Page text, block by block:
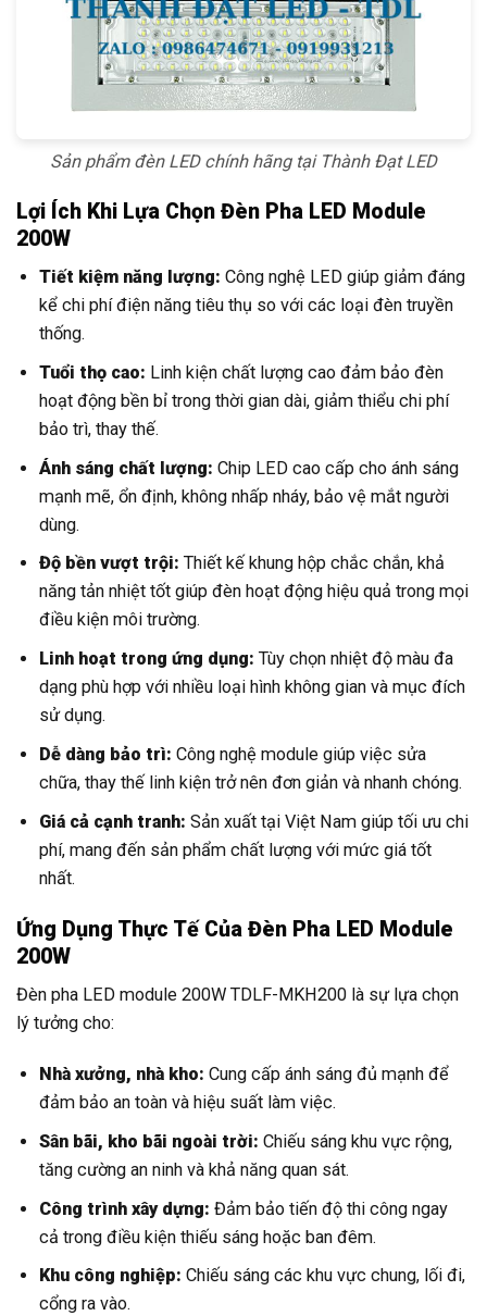
Sản phẩm đèn LED chính hãng tại Thành Đạt LED
Lợi Ích Khi Lựa Chọn Đèn Pha LED Module
200W
Tiết kiệm năng lượng: Công nghệ LED giúp giảm đáng
kể chi phí điện năng tiêu thụ so với các loại đèn truyền
thống.
Tuổi thọ cao: Linh kiện chất lượng cao đảm bảo đèn
hoạt động bền bỉ trong thời gian dài, giảm thiểu chi phí
bảo trì, thay thế.
Ánh sáng chất lượng: Chip LED cao cấp cho ánh sáng
mạnh mẽ, ổn định, không nhấp nháy, bảo vệ mắt người
dùng.
Độ bền vượt trội: Thiết kế khung hộp chắc chắn, khả
năng tản nhiệt tốt giúp đèn hoạt động hiệu quả trong mọi
điều kiện môi trường.
Linh hoạt trong ứng dụng: Tùy chọn nhiệt độ màu đa
dạng phù hợp với nhiều loại hình không gian và mục đích
sử dụng.
Dễ dàng bảo trì: Công nghệ module giúp việc sửa
chữa, thay thế linh kiện trở nên đơn giản và nhanh chóng.
Giá cả cạnh tranh: Sản xuất tại Việt Nam giúp tối ưu chi
phí, mang đến sản phẩm chất lượng với mức giá tốt
nhất.
Ứng Dụng Thực Tế Của Đèn Pha LED Module
200W
Đèn pha LED module 200W TDLF-MKH200 là sự lựa chọn
lý tưởng cho:
Nhà xưởng, nhà kho: Cung cấp ánh sáng đủ mạnh để
đảm bảo an toàn và hiệu suất làm việc.
Sân bãi, kho bãi ngoài trời: Chiếu sáng khu vực rộng,
tăng cường an ninh và khả năng quan sát.
Công trình xây dựng: Đảm bảo tiến độ thi công ngay
cả trong điều kiện thiếu sáng hoặc ban đêm.
Khu công nghiệp: Chiếu sáng các khu vực chung, lối đi,
cổng ra vào.